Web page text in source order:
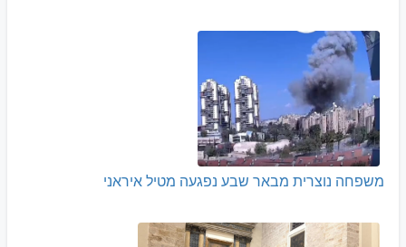
משפחה נוצרית מבאר שבע נפגעה מטיל איראני